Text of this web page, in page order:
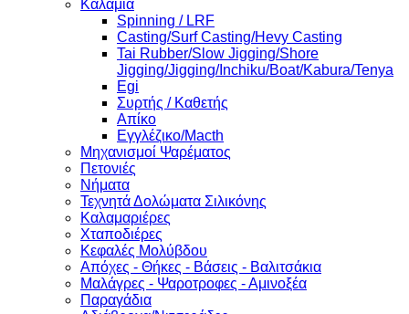
Καλάμια
Spinning / LRF
Casting/Surf Casting/Hevy Casting
Tai Rubber/Slow Jigging/Shore
Jigging/Jigging/Inchiku/Boat/Kabura/Tenya
Egi
Συρτής / Καθετής
Απίκο
Εγγλέζικο/Macth
Μηχανισμοί Ψαρέματος
Πετονιές
Νήματα
Τεχνητά Δολώματα Σιλικόνης
Καλαμαριέρες
Χταποδιέρες
Κεφαλές Μολύβδου
Απόχες - Θήκες - Βάσεις - Βαλιτσάκια
Μαλάγρες - Ψαροτροφες - Αμινοξέα
Παραγάδια